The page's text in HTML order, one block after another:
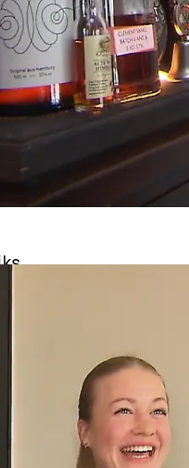
dem Menü die